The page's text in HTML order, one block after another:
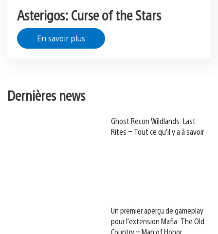
Asterigos: Curse of the Stars
En savoir plus
Dernières news
Ghost Recon Wildlands: Last
Rites – Tout ce qu’il y a à savoir
Un premier aperçu de gameplay
pour l’extension Mafia: The Old
Country – Man of Honor